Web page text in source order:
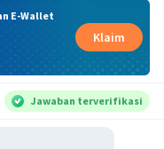
E-Wallet
Klaim
Jawaban terverifikasi